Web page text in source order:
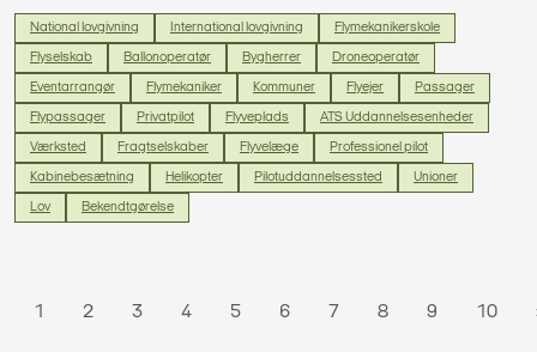
National lovgivning International lovgivning Flymekanikerskole
Flyselskab Ballonoperatør Bygherrer Droneoperatør
Eventarrangør Flymekaniker Kommuner Flyejer Passager
Flypassager Privatpilot Flyveplads ATS Uddannelsesenheder
Værksted Fragtselskaber Flyvelæge Professionel pilot
Kabinebesætning Helikopter Pilotuddannelsessted Unioner
Lov Bekendtgørelse
1 2 3 4 5 6 7 8 9 10